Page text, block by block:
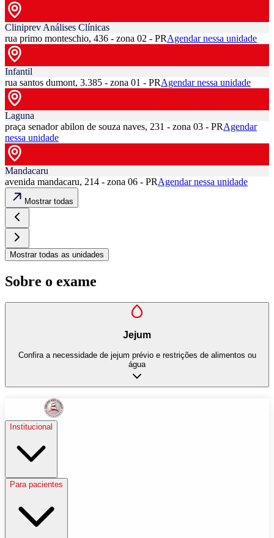
Cliniprev Análises Clínicas
rua primo monteschio, 436 - zona 02 - PRAgendar nessa unidade
Infantil
rua santos dumont, 3.385 - zona 01 - PRAgendar nessa unidade
Laguna
praça senador abilon de souza naves, 231 - zona 03 - PRAgendar
nessa unidade
Mandacaru
avenida mandacaru, 214 - zona 06 - PRAgendar nessa unidade
Mostrar todas
Mostrar todas as unidades
Sobre o exame
Jejum
Confira a necessidade de jejum prévio e restrições de alimentos ou
água
Institucional
Para pacientes